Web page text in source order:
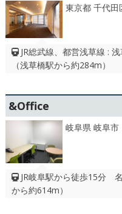
東京都 千代田
JR総武線、都営浅草線 :
（浅草橋駅から約284m）
&Office
岐阜県 岐阜市
JR岐阜駅から徒歩15分
から約614m）